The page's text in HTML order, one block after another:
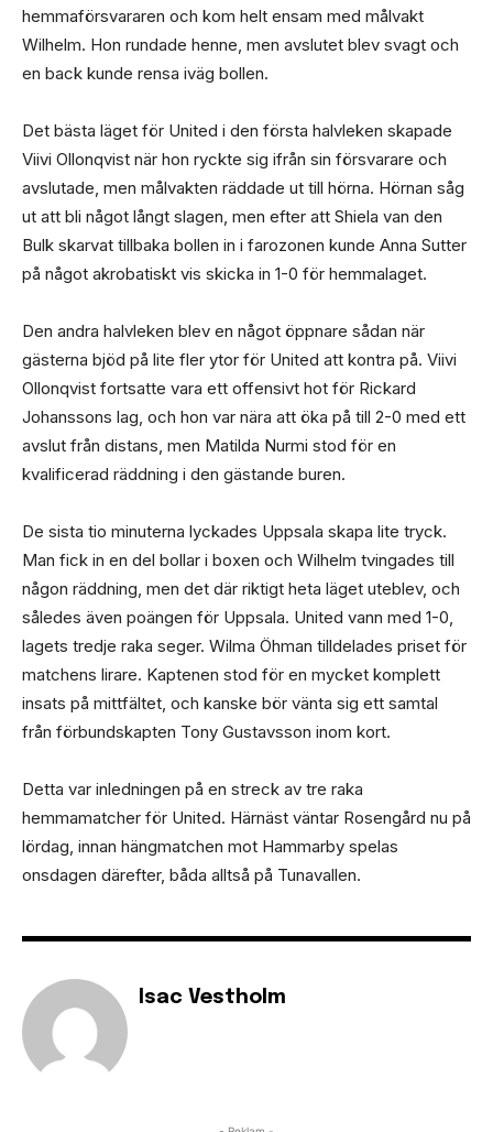
hemmaförsvararen och kom helt ensam med målvakt
Wilhelm. Hon rundade henne, men avslutet blev svagt och
en back kunde rensa iväg bollen.
Det bästa läget för United i den första halvleken skapade
Viivi Ollonqvist när hon ryckte sig ifrån sin försvarare och
avslutade, men målvakten räddade ut till hörna. Hörnan såg
ut att bli något långt slagen, men efter att Shiela van den
Bulk skarvat tillbaka bollen in i farozonen kunde Anna Sutter
på något akrobatiskt vis skicka in 1-0 för hemmalaget.
Den andra halvleken blev en något öppnare sådan när
gästerna bjöd på lite fler ytor för United att kontra på. Viivi
Ollonqvist fortsatte vara ett offensivt hot för Rickard
Johanssons lag, och hon var nära att öka på till 2-0 med ett
avslut från distans, men Matilda Nurmi stod för en
kvalificerad räddning i den gästande buren.
De sista tio minuterna lyckades Uppsala skapa lite tryck.
Man fick in en del bollar i boxen och Wilhelm tvingades till
någon räddning, men det där riktigt heta läget uteblev, och
således även poängen för Uppsala. United vann med 1-0,
lagets tredje raka seger. Wilma Öhman tilldelades priset för
matchens lirare. Kaptenen stod för en mycket komplett
insats på mittfältet, och kanske bör vänta sig ett samtal
från förbundskapten Tony Gustavsson inom kort.
Detta var inledningen på en streck av tre raka
hemmamatcher för United. Härnäst väntar Rosengård nu på
lördag, innan hängmatchen mot Hammarby spelas
onsdagen därefter, båda alltså på Tunavallen.
Isac Vestholm